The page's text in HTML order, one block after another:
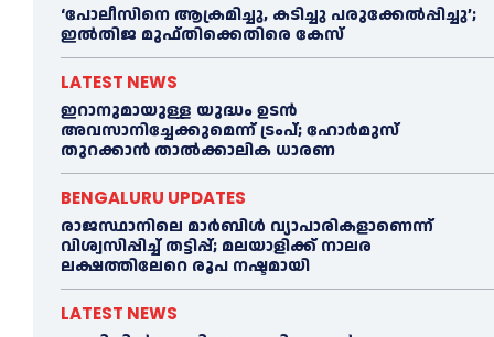
‘പോലീസിനെ ആക്രമിച്ചു, കടിച്ചു പരുക്കേല്‍പ്പിച്ചു’;
ഇല്‍തിജ മുഫ്തിക്കെതിരെ കേസ്
LATEST NEWS
ഇറാനുമായുള്ള യുദ്ധം ഉടൻ
അവസാനിച്ചേക്കുമെന്ന് ട്രംപ്; ഹോർമുസ്
തുറക്കാൻ താൽക്കാലിക ധാരണ
BENGALURU UPDATES
രാജസ്ഥാനിലെ മാർബിൾ വ്യാപാരികളാണെന്ന്
വിശ്വസിപ്പിച്ച് തട്ടിപ്പ്; മലയാളിക്ക് നാലര
ലക്ഷത്തിലേറെ രൂപ നഷ്ടമായി
LATEST NEWS